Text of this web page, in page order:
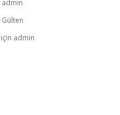
admin
Gülten
için admin